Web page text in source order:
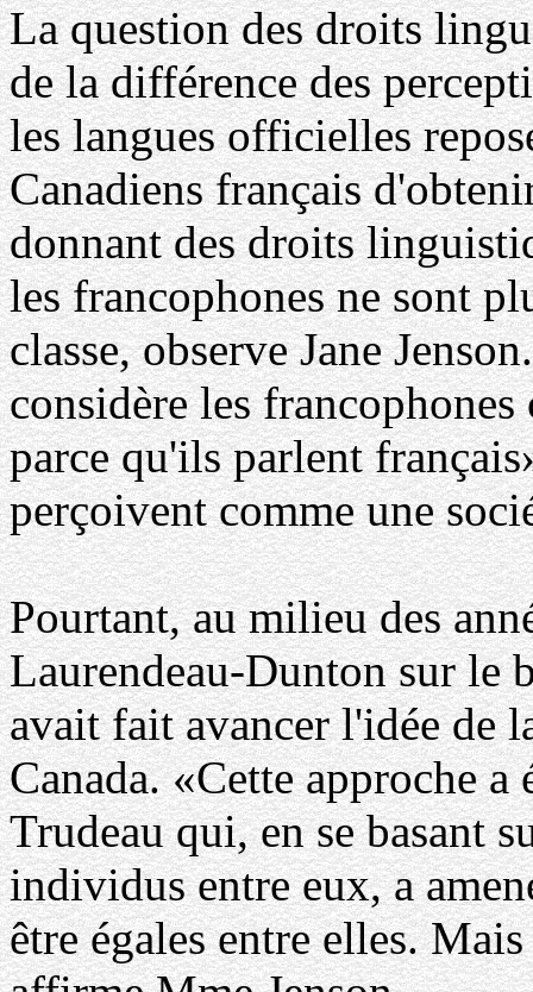
La question des droits
de la différence des
les langues officielles
Canadiens français
donnant des droits
les francophones ne sont
classe, observe Jane
considère les
parce qu'ils parlent
perçoivent comme une
Pourtant, au milieu des
Laurendeau-Dunton sur le
avait fait avancer l'idée de
Canada. «Cette approche
Trudeau qui, en se basant
individus entre eux, a
être égales entre elles.